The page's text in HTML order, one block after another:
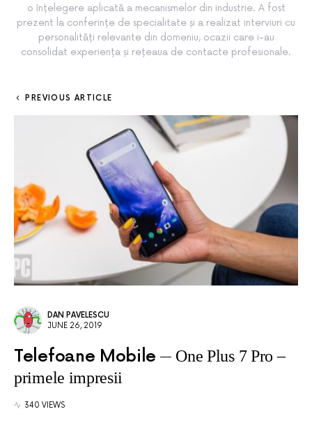
o înțelegere aplicată a mecanismelor din industrie. A fost
prezent la conferințe de specialitate și a realizat interviuri cu
personalități relevante din domeniu, ocazii care i-au
consolidat experiența și rețeaua de contacte profesionale.
PREVIOUS ARTICLE
DAN PAVELESCU
JUNE 26, 2019
Telefoane Mobile
One Plus 7 Pro –
primele impresii
340 VIEWS